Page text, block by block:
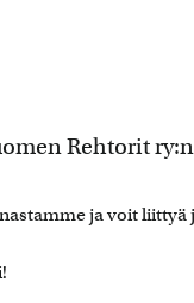
Rehtorit
ja voit